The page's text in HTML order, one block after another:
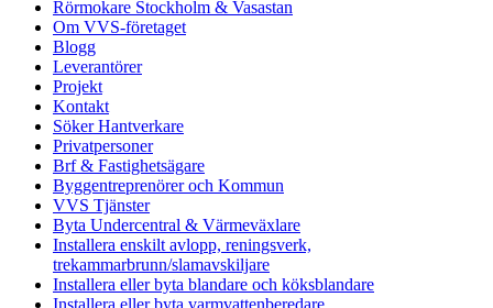
Rörmokare Stockholm & Vasastan
Om VVS-företaget
Blogg
Leverantörer
Projekt
Kontakt
Söker Hantverkare
Privatpersoner
Brf & Fastighetsägare
Byggentreprenörer och Kommun
VVS Tjänster
Byta Undercentral & Värmeväxlare
Installera enskilt avlopp, reningsverk,
trekammarbrunn/slamavskiljare
Installera eller byta blandare och köksblandare
Installera eller byta varmvattenberedare